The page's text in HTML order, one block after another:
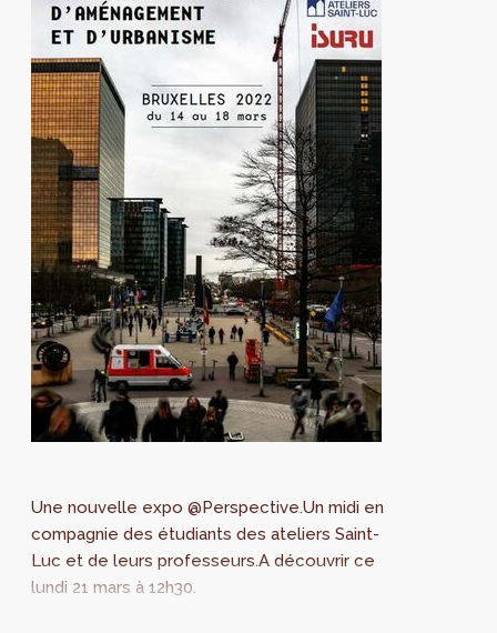
Une nouvelle expo @Perspective.Un midi en
compagnie des étudiants des ateliers Saint-
Luc et de leurs professeurs.A découvrir ce
lundi 21 mars à 12h30.